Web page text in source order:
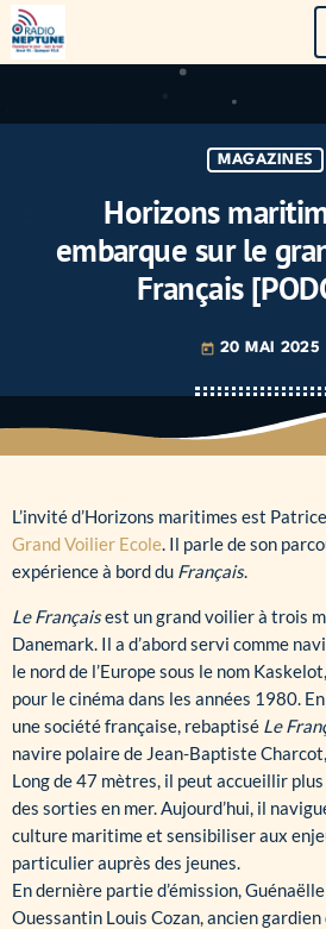
MAGAZINES
Horizons
embarque sur le
Français
today 20 MAI 2025
L’invité d’Horizons maritimes est
Grand Voilier Ecole. Il parle de son
expérience à bord du Français.
Le Françaisest un grand voilier à trois
Danemark. Il a d’abord servi comme
le nord de l’Europe sous le nom
pour le cinéma dans les années 1980.
une société française, rebaptisé Le
navire polaire de Jean-Baptiste
Long de 47 mètres, il peut accueillir
des sorties en mer. Aujourd’hui, il
culture maritime et sensibiliser aux
particulier auprès des jeunes.
En dernière partie d’émission,
Ouessantin Louis Cozan, ancien gardien